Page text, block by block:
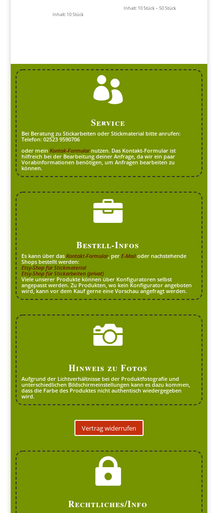
Inhalt: 10Stück
Inhalt: 10Stück – 50Stück

Service
Bei Beratung zu Stickarbeiten oder Stickmaterial bitte anrufen:
Telefon: 02523 9590706
oder meinKontak-Formularnutzen. Das Kontakt-Formular ist
hilfreich bei der Bearbeitung deiner Anfrage, da wir ein paar
Vorabinformationen benötigen, um Anfragen bearbeiten zu
können.

Bestell-Infos
Es kann über dasKontakt-Formular, perE-Mail oder nachstehende
Shops bestellt werden:
Etsy-Shop für Stickmaterial
Etsy-Shop für Stickarbeiten (privat)
Viele unserer Produkte können über Konfiguratoren selbst
angepasst werden. Zu Produkten, wo kein Konfigurator angeboten
wird, kann vor dem Kauf gerne eine Vorschau angefragt werden.

Hinweis zu Fotos
Aufgrund der Lichtverhältnisse bei der Produktfotografie und
unterschiedlichen Bildschirmeinstellungen kann es dazu kommen,
dass die Farbe des Produktes nicht authentisch wiedergegeben
wird.
Vertrag widerrufen

Rechtliches/Info